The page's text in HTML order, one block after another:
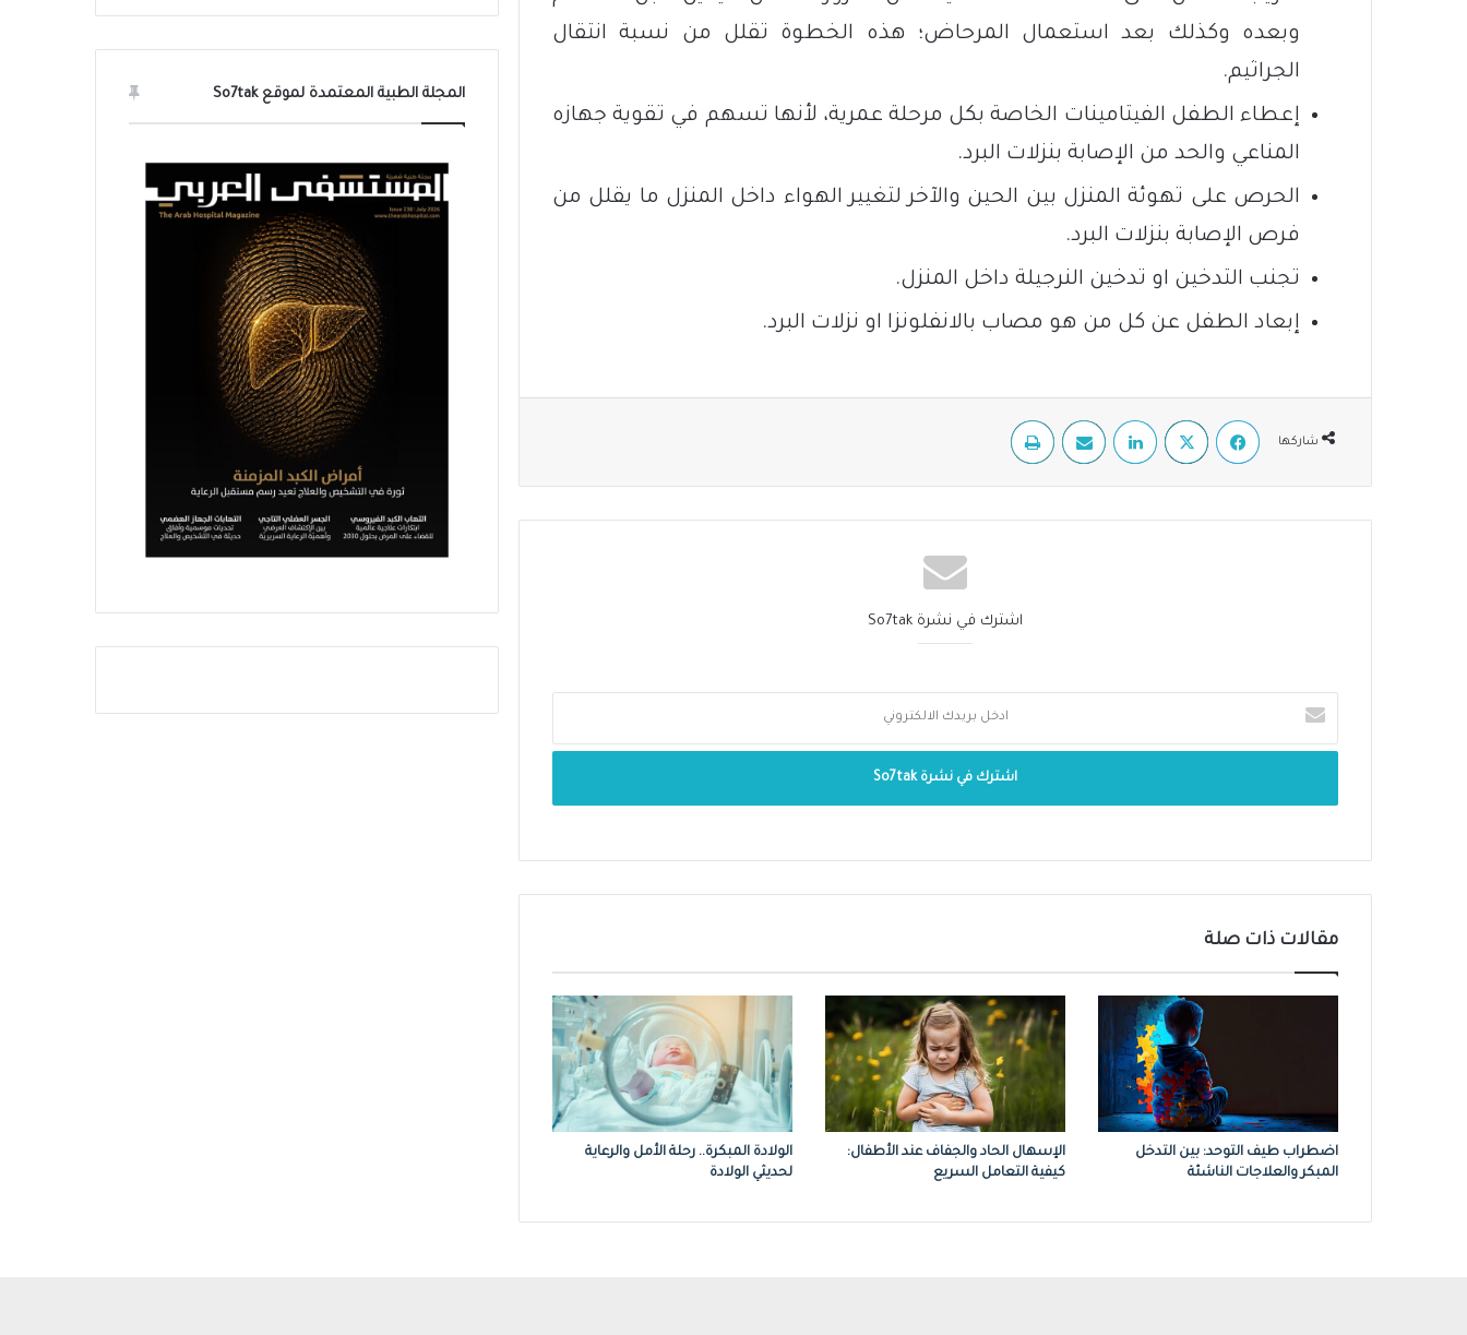
وبعده وكذلك بعد استعمال المرحاض؛ هذه الخطوة تقلل من نسبة انتقال
الجراثيم.
إعطاء الطفل الفيتامينات الخاصة بكل مرحلة عمرية، لأنها تسهم في تقوية جهازه
المناعي والحد من الإصابة بنزلات البرد.
الحرص على تهوئة المنزل بين الحين والآخر لتغيير الهواء داخل المنزل ما يقلل من
فرص الإصابة بنزلات البرد.
تجنب التدخين او تدخين النرجيلة داخل المنزل.
إبعاد الطفل عن كل من هو مصاب بالانفلونزا او نزلات البرد.
شاركها
فيسبوك لينكدإن مشاركة عبر البريد
اشترك في نشرة So7tak
مقالات ذات صلة
اضطراب طيف التوحد: بين التدخل
المبكر والعلاجات الناشئة
الإسهال الحاد والجفاف عند الأطفال:
كيفية التعامل السريع
الولادة المبكرة.. رحلة الأمل والرعاية
لحديثي الولادة
المجلة الطبية المعتمدة لموقع So7tak